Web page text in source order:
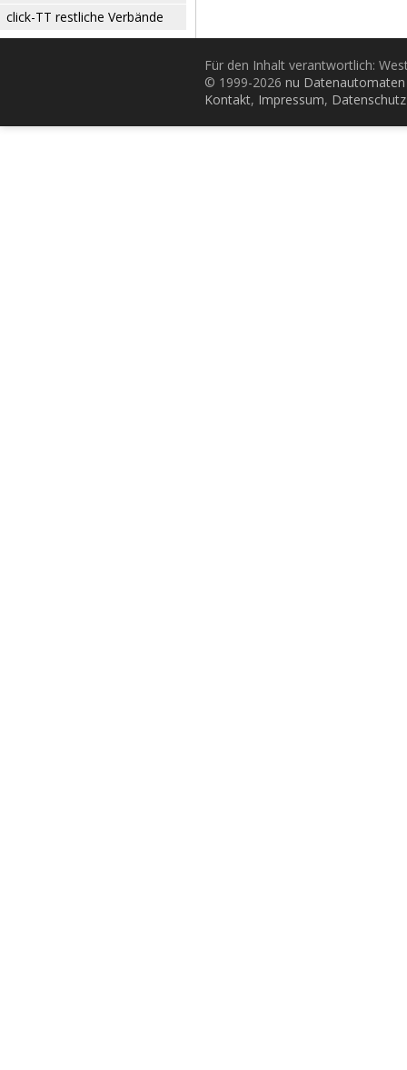
click-TT restliche Verbände
Für den Inhalt verantwortlich:
© 1999-2026 nu
Kontakt, Impressum, Datenschutz